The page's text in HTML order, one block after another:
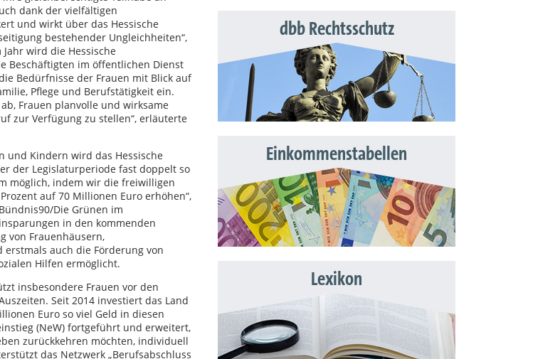
dank der vielfältigen
und wirkt über das Hessische
bestehender Ungleichheiten“,
wird die Hessische
Beschäftigten im öffentlichen Dienst
Bedürfnisse der Frauen mit Blick auf
Pflege und Berufstätigkeit ein.
Frauen planvolle und wirksame
zur Verfügung zu stellen“, erläuterte
und Kindern wird das Hessische
der Legislaturperiode fast doppelt so
möglich, indem wir die freiwilligen
auf 70 Millionen Euro erhöhen“,
Die Grünen im
in den kommenden
von Frauenhäusern,
auch die Förderung von
Hilfen ermöglicht.
insbesondere Frauen vor den
Seit 2014 investiert das Land
Euro so viel Geld in diesen
(NeW) fortgeführt und erweitert,
zurückkehren möchten, individuell
das Netzwerk „Berufsabschluss
dbb Rechtsschutz
Einkommenstabellen
Lexikon